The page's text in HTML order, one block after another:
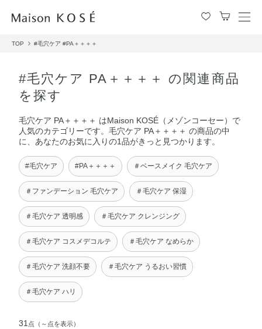
メ
TOP #毛穴ケア #PA＋＋＋＋
#毛穴ケア PA＋＋＋＋ の関連商品
を探す
毛穴ケア PA＋＋＋＋ はMaison KOSÉ（メゾンコーセー）で
人気のカテゴリーです。毛穴ケア PA＋＋＋＋ の商品の中
に、あなたのお気に入りの1品がきっと見つかります。
#毛穴ケア #PA＋＋＋＋ ＃ベースメイク 毛穴ケア
＃ファンデーション 毛穴ケア ＃毛穴ケア 保湿
＃毛穴ケア 透明感 ＃毛穴ケア クレンジング
＃毛穴ケア コスメデコルテ ＃毛穴ケア なめらか
＃毛穴ケア 洗顔不要 ＃毛穴ケア うるおい習慣
＃毛穴ケア ハリ
31 点 （～点を表示）